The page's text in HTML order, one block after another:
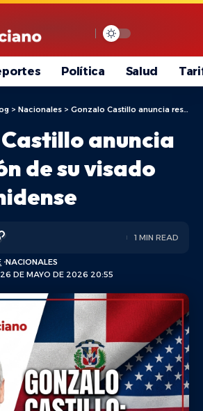
Política Salud
> Nacionales > Gonzalo Castillo anuncia restitución de su visado estadounidense
anuncia
de su visado
DE MAYO DE 2026 20:55
NACIONALES
1 MIN READ